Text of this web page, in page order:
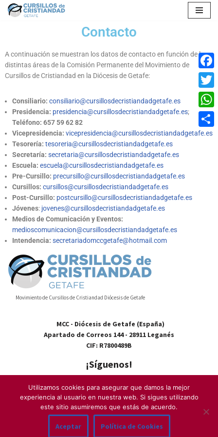
Contacto
A continuación se muestran los datos de contacto en función de las
distintas áreas de la Comisión Permanente del Movimiento de
Cursillos de Cristiandad en la Diócesis de Getafe:
Consiliario: consiliario@cursillosdecristiandadgetafe.es
Presidencia: presidencia@cursillosdecristiandadgetafe.es;
Teléfono: 657 59 62 82
Vicepresidencia: vicepresidencia@cursillosdecristiandadgetafe.es
Tesorería: tesoreria@cursillosdecristiandadgetafe.es
Secretaría: secretaria@cursillosdecristiandadgetafe.es
Escuela: escuela@cursillosdecristiandadgetafe.es
Pre-Cursillo: precursillo@cursillosdecristiandadgetafe.es
Cursillos: cursillos@cursillosdecristiandadgetafe.es
Post-Cursillo: postcursillo@cursillosdecristiandadgetafe.es
Jóvenes: jovenes@cursillosdecristiandadgetafe.es
Medios de Comunicación y Eventos:
medioscomunicacion@cursillosdecristiandadgetafe.es
Intendencia: secretariadomccgetafe@hotmail.com
Movimiento de Cursillos de Cristiandad Diócesis de Getafe
MCC - Diócesis de Getafe (España)
Apartado de Correos 144 - 28911 Leganés
CIF: R7800489B
¡Síguenos!
Quiénes somos –Aviso Legal–Cookies–
Privacidad
Utilizamos cookies para asegurar que damos la mejor
experiencia al usuario en nuestra web. Si sigues utilizando
este sitio asumiremos que estás de acuerdo.
Aceptar Política de Cookies